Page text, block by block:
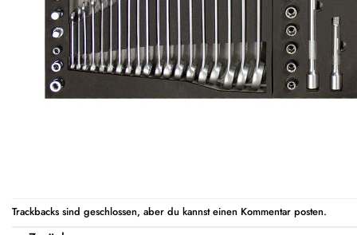
Trackbacks sind geschlossen, aber du kannst einen Kommentar posten.